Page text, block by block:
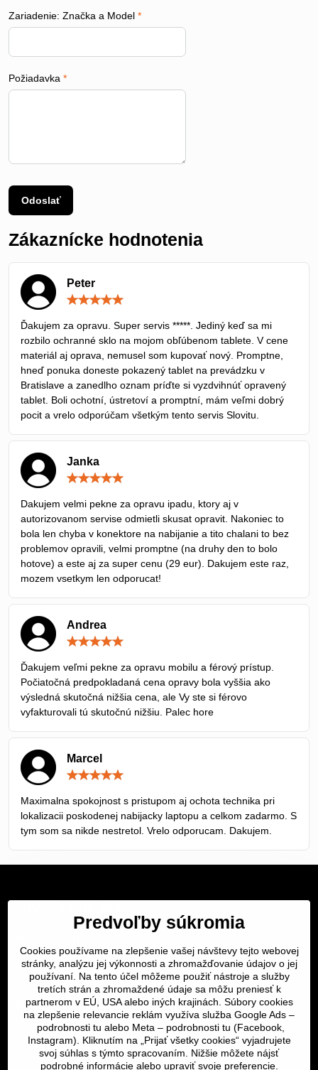
Zariadenie: Značka a Model *
Požiadavka *
Odoslať
Zákaznícke hodnotenia
Peter
5
Ďakujem za opravu. Super servis *****. Jediný keď sa mi
rozbilo ochranné sklo na mojom obľúbenom tablete. V cene
materiál aj oprava, nemusel som kupovať nový. Promptne,
hneď ponuka doneste pokazený tablet na prevádzku v
Bratislave a zanedlho oznam príďte si vyzdvihnúť opravený
tablet. Boli ochotní, ústretoví a promptní, mám veľmi dobrý
pocit a vrelo odporúčam všetkým tento servis Slovitu.
Janka
5
Dakujem velmi pekne za opravu ipadu, ktory aj v
autorizovanom servise odmietli skusat opravit. Nakoniec to
bola len chyba v konektore na nabijanie a tito chalani to bez
problemov opravili, velmi promptne (na druhy den to bolo
hotove) a este aj za super cenu (29 eur). Dakujem este raz,
mozem vsetkym len odporucat!
Andrea
5
Ďakujem veľmi pekne za opravu mobilu a férový prístup.
Počiatočná predpokladaná cena opravy bola vyššia ako
výsledná skutočná nižšia cena, ale Vy ste si férovo
vyfakturovali tú skutočnú nižšiu. Palec hore
Marcel
5
Maximalna spokojnost s pristupom aj ochota technika pri
lokalizacii poskodenej nabijacky laptopu a celkom zadarmo. S
tym som sa nikde nestretol. Vrelo odporucam. Dakujem.
Servis Bratislava
Servis Košice
Dôležité odkazy
SERVIS KURIÉROM
Predvoľby súkromia
Cookies používame na zlepšenie vašej návštevy tejto webovej
stránky, analýzu jej výkonnosti a zhromažďovanie údajov o jej
používaní. Na tento účel môžeme použiť nástroje a služby
tretích strán a zhromaždené údaje sa môžu preniesť k
partnerom v EÚ, USA alebo iných krajinách. Súbory cookies
na zlepšenie relevancie reklám využíva služba Google Ads –
podrobnosti tu alebo Meta – podrobnosti tu (Facebook,
Instagram). Kliknutím na „Prijať všetky cookies“ vyjadrujete
svoj súhlas s týmto spracovaním. Nižšie môžete nájsť
podrobné informácie alebo upraviť svoje preferencie.